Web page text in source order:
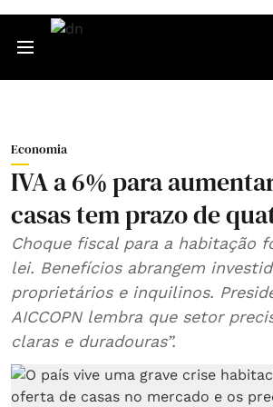
Economia
IVA a 6% para
casas tem prazo de
Choque fiscal para a habitação
lei. Benefícios abrangem
proprietários e inquilinos.
AICCOPN lembra que setor
claras e duradouras”.